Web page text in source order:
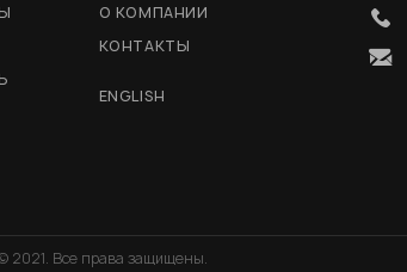
О КОМПАНИИ
КОНТАКТЫ
ENGLISH
2021. Все права защищены.